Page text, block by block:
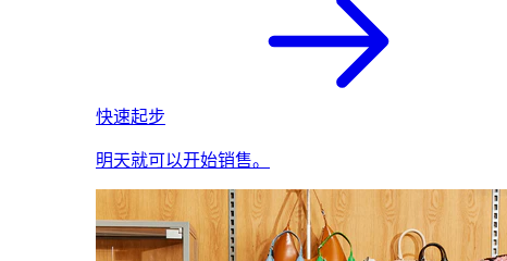
快速起步
明天就可以开始销售。